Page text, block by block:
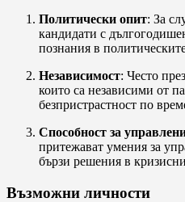
Политически опит: За
кандидати с
познания в
Независимост: Често
които са независими от
безпристрастност по
Способност за
притежават умения за
бързи решения в
Възможни личности